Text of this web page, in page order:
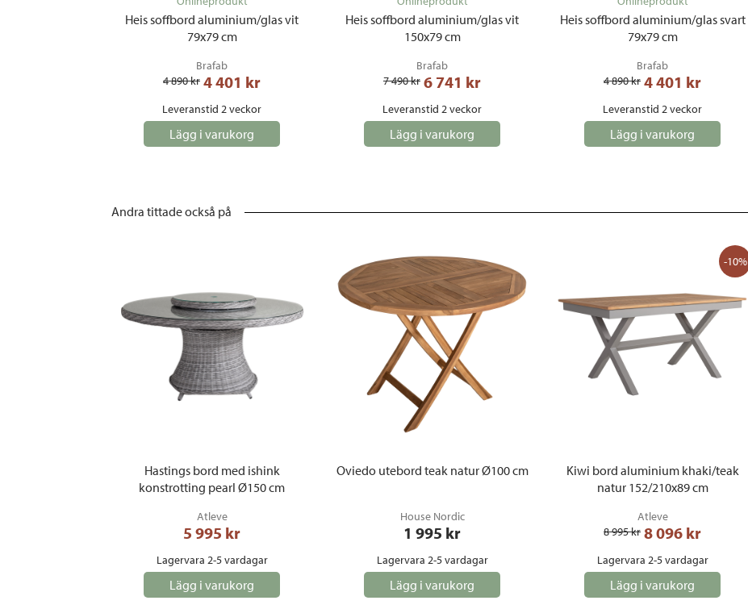
Heis soffbord aluminium/glas vit
79x79 cm
Brafab
4 890 kr 4 401 kr
Leveranstid 2 veckor
Lägg i varukorg
Heis soffbord aluminium/glas vit
150x79 cm
Brafab
7 490 kr 6 741 kr
Leveranstid 2 veckor
Lägg i varukorg
Heis soffbord aluminium/glas svart
79x79 cm
Brafab
4 890 kr 4 401 kr
Leveranstid 2 veckor
Lägg i varukorg
Andra tittade också på
Hastings bord med ishink
konstrotting pearl Ø150 cm
Atleve
5 995 kr
Lagervara 2-5 vardagar
Lägg i varukorg
Oviedo utebord teak natur Ø100 cm
House Nordic
1 995 kr
Lagervara 2-5 vardagar
Lägg i varukorg
-10%
Kiwi bord aluminium khaki/teak
natur 152/210x89 cm
Atleve
8 995 kr 8 096 kr
Lagervara 2-5 vardagar
Lägg i varukorg